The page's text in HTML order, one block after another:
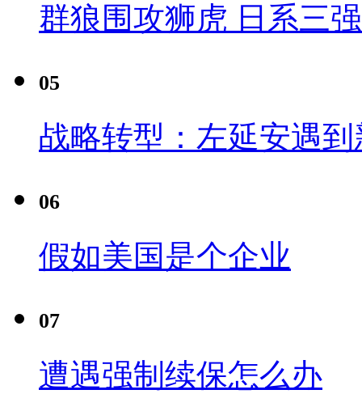
群狼围攻狮虎 日系三
05
战略转型：左延安遇
06
假如美国是个企业
07
遭遇强制续保怎么办